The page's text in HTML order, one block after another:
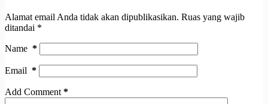
Alamat email Anda tidak akan dipublikasikan. Ruas yang wajib
ditandai *
Name *
Email *
Add Comment *